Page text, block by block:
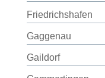
Friedrichshafen
Gaggenau
Gaildorf